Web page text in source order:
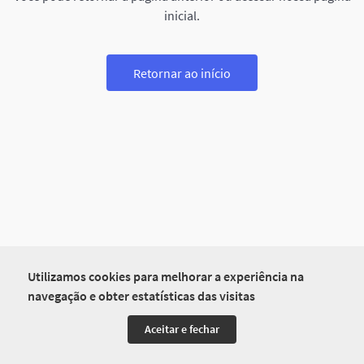
Utilizamos cookies para melhorar a experiência na
navegação e obter estatísticas das visitas
Aceitar e fechar
inicial.
Retornar ao início